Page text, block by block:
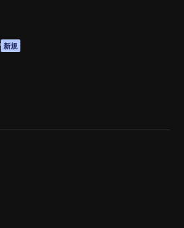
新規